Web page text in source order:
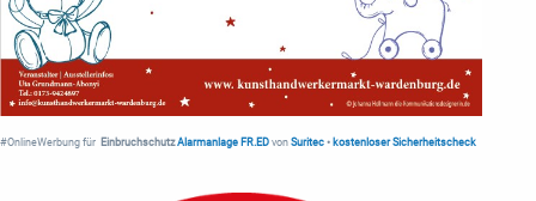
#OnlineWerbung für Einbruchschutz Alarmanlage FR.ED von Suritec • kostenloser Sicherheitscheck